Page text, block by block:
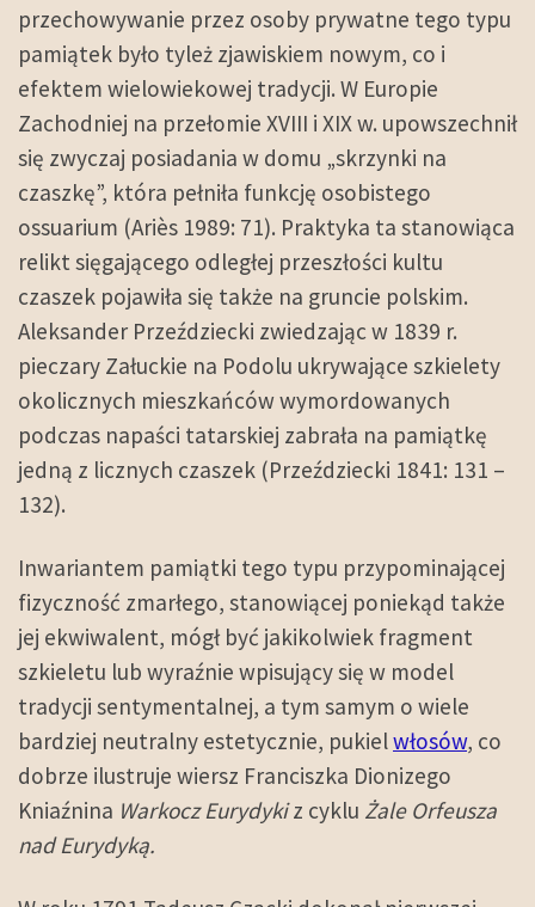
przechowywanie przez osoby prywatne tego typu
pamiątek było tyleż zjawiskiem nowym, co i
efektem wielowiekowej tradycji. W Europie
Zachodniej na przełomie XVIII i XIX w. upowszechnił
się zwyczaj posiadania w domu „skrzynki na
czaszkę”, która pełniła funkcję osobistego
ossuarium (Ariès 1989: 71). Praktyka ta stanowiąca
relikt sięgającego odległej przeszłości kultu
czaszek pojawiła się także na gruncie polskim.
Aleksander Przeździecki zwiedzając w 1839 r.
pieczary Załuckie na Podolu ukrywające szkielety
okolicznych mieszkańców wymordowanych
podczas napaści tatarskiej zabrała na pamiątkę
jedną z licznych czaszek (Przeździecki 1841: 131 –
132).
Inwariantem pamiątki tego typu przypominającej
fizyczność zmarłego, stanowiącej poniekąd także
jej ekwiwalent, mógł być jakikolwiek fragment
szkieletu lub wyraźnie wpisujący się w model
tradycji sentymentalnej, a tym samym o wiele
bardziej neutralny estetycznie, pukielwłosów, co
dobrze ilustruje wiersz Franciszka Dionizego
Kniaźnina Warkocz Eurydykiz cyklu Żale Orfeusza
nad Eurydyką.